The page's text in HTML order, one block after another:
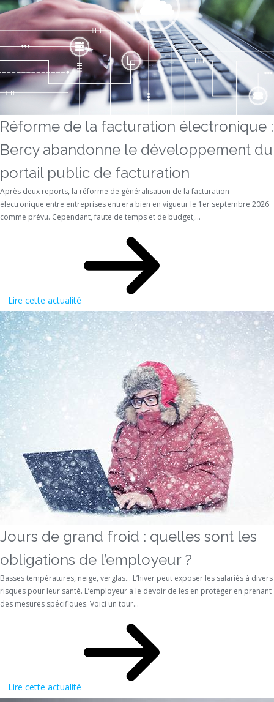
Réforme de la facturation électronique :
Bercy abandonne le développement du
portail public de facturation
Après deux reports, la réforme de généralisation de la facturation
électronique entre entreprises entrera bien en vigueur le 1er septembre 2026
comme prévu. Cependant, faute de temps et de budget,...
Lire cette actualité
Jours de grand froid : quelles sont les
obligations de l’employeur ?
Basses températures, neige, verglas… L’hiver peut exposer les salariés à divers
risques pour leur santé. L’employeur a le devoir de les en protéger en prenant
des mesures spécifiques. Voici un tour...
Lire cette actualité